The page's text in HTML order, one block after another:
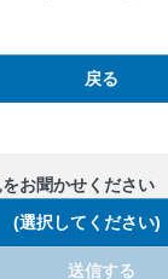
戻る
お聞かせください
(選択してください)
送信する